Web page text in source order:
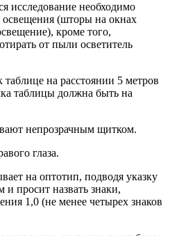
исследование необходимо
освещения (шторы на окнах
кроме того,
от пыли осветитель
на расстоянии 5 метров
таблицы должна быть на
непрозрачным щитком.
глаза.
на оптотип, подводя указку
и просит назвать знаки,
1,0 (не менее четырех знаков